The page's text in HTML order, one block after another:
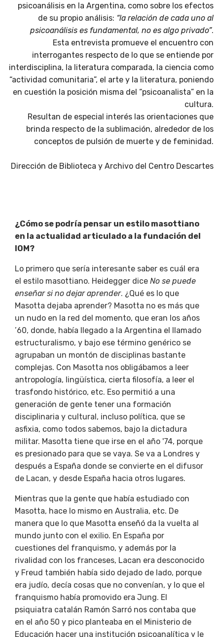
psicoanálisis en la Argentina, como sobre los efectos
de su propio análisis: “la relación de cada uno al
psicoanálisis es fundamental, no es algo privado”.
Esta entrevista promueve el encuentro con
interrogantes respecto de lo que se entiende por
interdisciplina, la literatura comparada, la ciencia como
“actividad comunitaria”, el arte y la literatura, poniendo
en cuestión la posición misma del “psicoanalista” en la
cultura.
Resultan de especial interés las orientaciones que
brinda respecto de la sublimación, alrededor de los
conceptos de pulsión de muerte y de feminidad.
Dirección de Biblioteca y Archivo del Centro Descartes
¿Cómo se podría pensar un estilo masottiano
en la actualidad articulado a la fundación del
IOM?
Lo primero que sería interesante saber es cuál era
el estilo masottiano. Heidegger dice No se puede
enseñar si no dejar aprender. ¿Qué es lo que
Masotta dejaba aprender? Masotta no es más que
un nudo en la red del momento, que eran los años
’60, donde, había llegado a la Argentina el llamado
estructuralismo, y bajo ese término genérico se
agrupaban un montón de disciplinas bastante
complejas. Con Masotta nos obligábamos a leer
antropología, lingüística, cierta filosofía, a leer el
trasfondo histórico, etc. Eso permitió a una
generación de gente tener una formación
disciplinaria y cultural, incluso política, que se
asfixia, como todos sabemos, bajo la dictadura
militar. Masotta tiene que irse en el año '74, porque
es presionado para que se vaya. Se va a Londres y
después a España donde se convierte en el difusor
de Lacan, y desde España hacia otros lugares.
Mientras que la gente que había estudiado con
Masotta, hace lo mismo en Australia, etc. De
manera que lo que Masotta enseñó da la vuelta al
mundo junto con el exilio. En España por
cuestiones del franquismo, y además por la
rivalidad con los franceses, Lacan era desconocido
y Freud también había sido dejado de lado, porque
era judío, decía cosas que no convenían, y lo que el
franquismo había promovido era Jung. El
psiquiatra catalán Ramón Sarró nos contaba que
en el año 50 y pico planteaba en el Ministerio de
Educación hacer una institución psicoanalítica y le